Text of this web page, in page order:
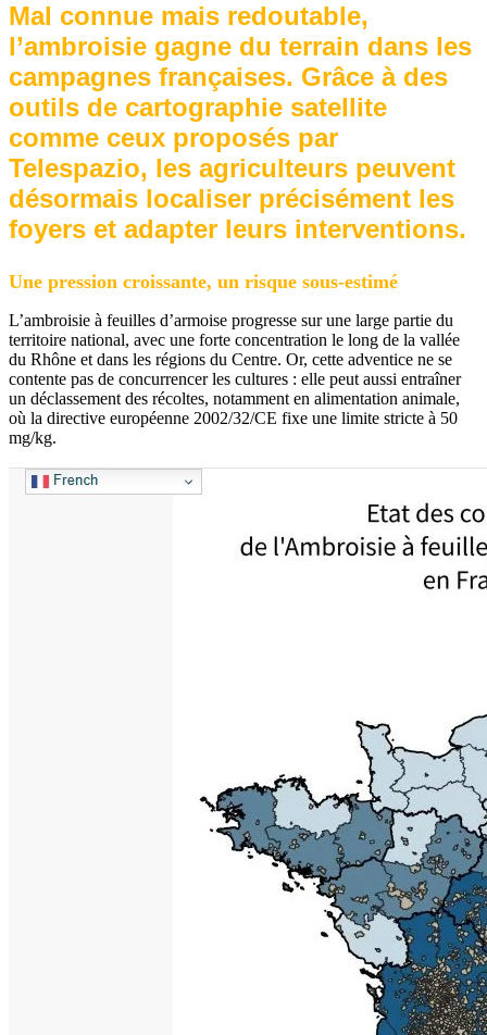
Mal connue mais redoutable,
l’ambroisie gagne du terrain dans les
campagnes françaises. Grâce à des
outils de cartographie satellite
comme ceux proposés par
Telespazio, les agriculteurs peuvent
désormais localiser précisément les
foyers et adapter leurs interventions.
Une pression croissante, un risque sous-estimé
L’ambroisie à feuilles d’armoise progresse sur une large partie du
territoire national, avec une forte concentration le long de la vallée
du Rhône et dans les régions du Centre. Or, cette adventice ne se
contente pas de concurrencer les cultures : elle peut aussi entraîner
un déclassement des récoltes, notamment en alimentation animale,
où la directive européenne 2002/32/CE fixe une limite stricte à 50
mg/kg.